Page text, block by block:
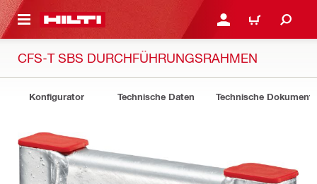
ANMELDEN ODER
WARENKORB
CFS-T SBS DURCHFÜHRUNGSRAHMEN
Konfigurator Technische Daten Technische Dokumente